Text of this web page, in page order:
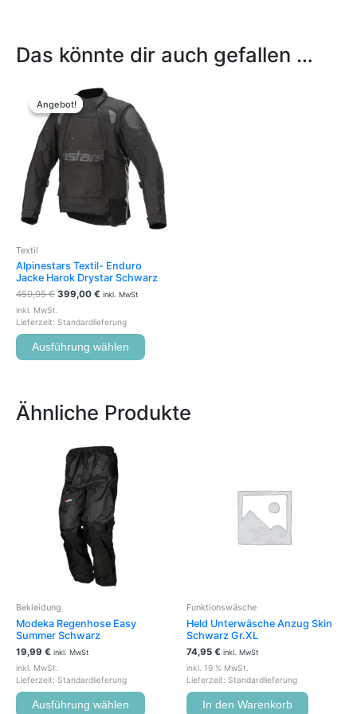
Das könnte dir auch gefallen …
Angebot!
Angebot!
Textil
Alpinestars Textil- Enduro
Jacke Harok Drystar Schwarz
459,95€
Ursprünglicher
Preis
war:
459,95 €
399,00 €
Aktueller
Preis
ist:
399,00 €.
inkl. MwSt
inkl. MwSt.
Lieferzeit: Standardlieferung
Ausführung wählen
mehrere
Varianten
auf.
Optionen
können
auf
werden
Ähnliche Produkte
Bekleidung
Modeka Regenhose Easy
Summer Schwarz
19,99 € inkl. MwSt
inkl. MwSt.
Lieferzeit: Standardlieferung
Ausführung wählen
ProduktseiteFunktionswäsche
Held Unterwäsche Anzug Skin
Schwarz Gr.XL
74,95 € inkl. MwSt
inkl. 19 % MwSt.
Lieferzeit: Standardlieferung
In den Warenkorb